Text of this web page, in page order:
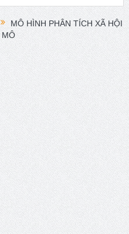
quốc tế và chuyển đổi
Global Sociology in
dục và Tọa đàm khoa
cứu về xã hội học giáo
in the World:
Pleyers ISA President 2023-
MÔ HÌNH PHÂN TÍCH XÃ HỘI
MÔ